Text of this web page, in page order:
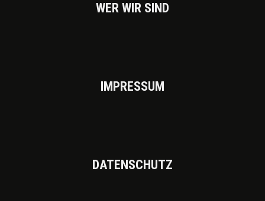
WER WIR SIND
IMPRES­SUM
DATEN­SCHUTZ